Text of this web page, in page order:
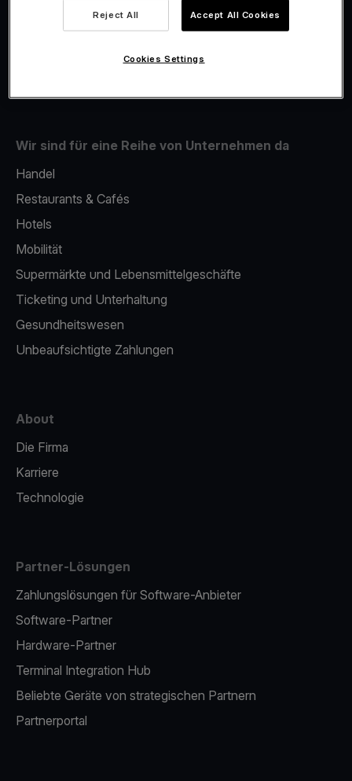
Fiskalisierung
Wir sind für eine Reihe von Unternehmen da
Handel
Restaurants & Cafés
Hotels
Mobilität
Supermärkte und Lebensmittelgeschäfte
Ticketing und Unterhaltung
Gesundheitswesen
Unbeaufsichtigte Zahlungen
About
Die Firma
Karriere
Technologie
Partner-Lösungen
Zahlungslösungen für Software-Anbieter
Software-Partner
Hardware-Partner
Terminal Integration Hub
Beliebte Geräte von strategischen Partnern
Partnerportal
Reject All Accept All Cookies
Cookies Settings